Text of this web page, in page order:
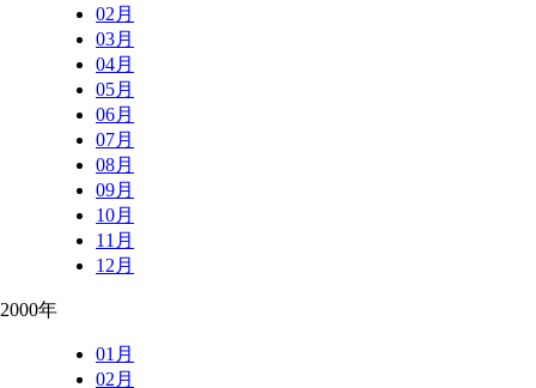
02月
03月
04月
05月
06月
07月
08月
09月
10月
11月
12月
2000年
01月
02月